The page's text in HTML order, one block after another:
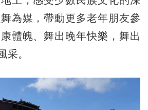
為媒，帶動更多老年朋友參
體魄、舞出晚年快樂，舞出
采。